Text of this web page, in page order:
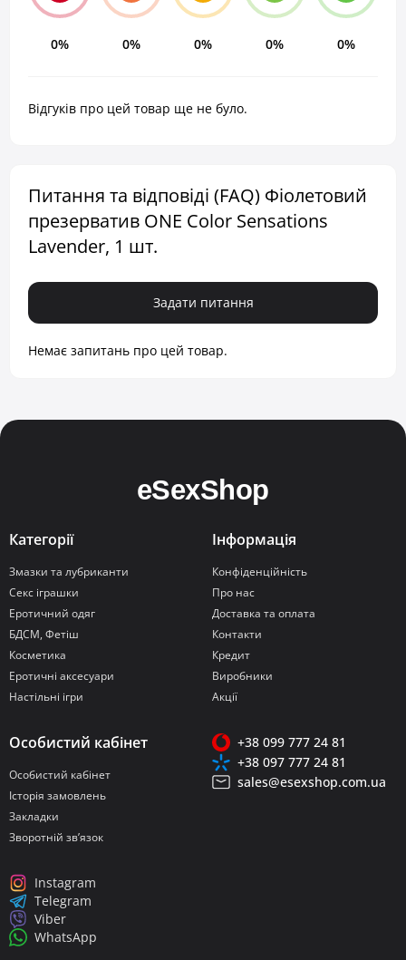
0% 0% 0% 0% 0%
Відгуків про цей товар ще не було.
Питання та відповіді (FAQ) Фіолетовий
презерватив ONE Color Sensations
Lavender, 1 шт.
Задати питання
Немає запитань про цей товар.
Категорії
Змазки та лубриканти
Секс іграшки
Еротичний одяг
БДСМ, Фетіш
Косметика
Еротичні аксесуари
Настільні ігри
Інформація
Конфіденційність
Про нас
Доставка та оплата
Контакти
Кредит
Виробники
Акції
Особистий кабінет
Особистий кабінет
Історія замовлень
Закладки
Зворотній зв’язок
+38 099 777 24 81
+38 097 777 24 81
sales@esexshop.com.ua
Instagram
Telegram
Viber
WhatsApp